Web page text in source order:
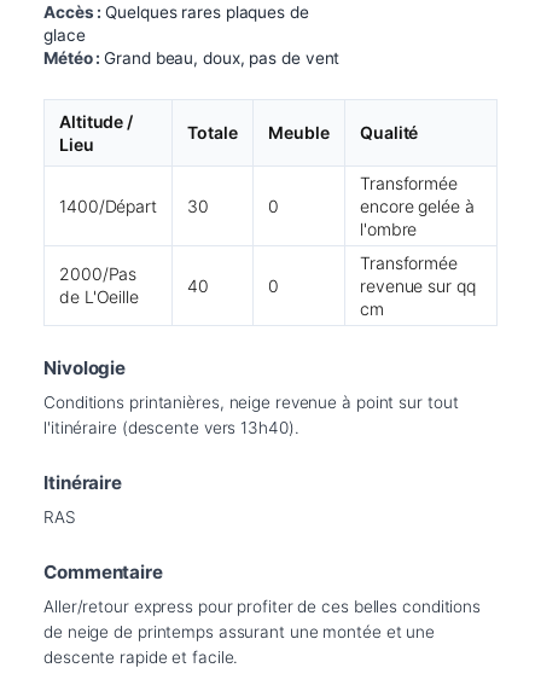
Accès :Quelques rares plaques de
glace
Météo :Grand beau, doux, pas de vent
Altitude /
Lieu
Totale Meuble Qualité
1400/Départ 30 0
Transformée
encore gelée à
l'ombre
2000/Pas
de L'Oeille
40 0
Transformée
revenue sur qq
cm
Nivologie
Conditions printanières, neige revenue à point sur tout
l'itinéraire (descente vers 13h40).
Itinéraire
RAS
Commentaire
Aller/retour express pour profiter de ces belles conditions
de neige de printemps assurant une montée et une
descente rapide et facile.